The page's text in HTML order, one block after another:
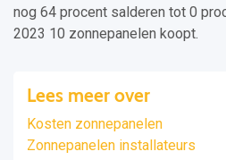
nog 64 procent salderen tot 0
2023 10 zonnepanelen koopt.
Lees meer over
Kosten zonnepanelen
Zonnepanelen installateurs